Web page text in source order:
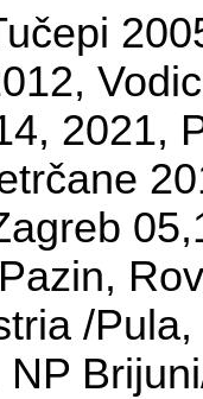
2021,
/